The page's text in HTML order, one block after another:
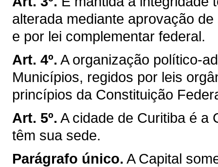
alterada mediante aprovação
e por lei complementar federal.
Art. 4º. A organização político-
Municípios, regidos por leis
princípios da Constituição
Art. 5º. A cidade de Curitiba é a
têm sua sede.
Parágrafo único. A Capital